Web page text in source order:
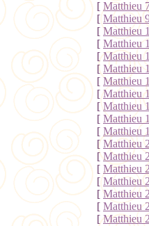
[ Matthieu
[Matthieu
[Matthieu
[ Matthieu
[Matthieu
[ Matthieu
[ Matthieu
[Matthieu
[Matthieu
[ Matthieu
[ Matthieu
[Matthieu
[Matthieu
[ Matthieu
[Matthieu
[Matthieu
[ Matthieu
[Matthieu